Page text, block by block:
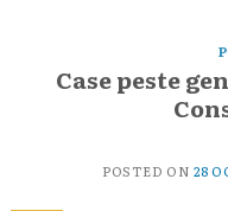
Case peste
POSTED ON 28